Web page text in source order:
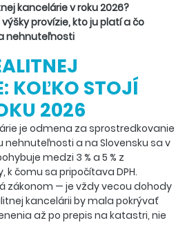
kancelárie v roku 2026?
provízie, kto ju platí a čo
nehnuteľnosti
KOĽKO STOJÍ
2026
je odmena za sprostredkovanie
a na Slovensku sa v
medzi 3 % a 5 % z
čomu sa pripočítava DPH.
zákonom — je vždy vecou dohody
kancelárii by mala pokrývať
až po prepis na katastri, nie